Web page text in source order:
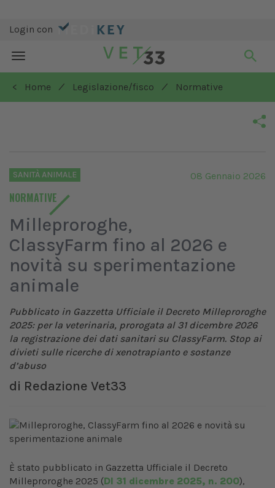
Login con
Toggle
navigation
< Home
/ Legislazione/fisco / Normative
SANITÀ ANIMALE
NORMATIVE
08 Gennaio 2026
Milleproroghe,
ClassyFarm fino al 2026 e
novità su sperimentazione
animale
Pubblicato in Gazzetta Ufficiale il Decreto Milleproroghe
2025: per la veterinaria, prorogata al 31 dicembre 2026
la registrazione dei dati sanitari su ClassyFarm. Stop ai
divieti sulle ricerche di xenotrapianto e sostanze
d’abuso
di Redazione Vet33
È stato pubblicato in Gazzetta Ufficiale il Decreto
Milleproroghe 2025 (Dl 31 dicembre 2025, n. 200),